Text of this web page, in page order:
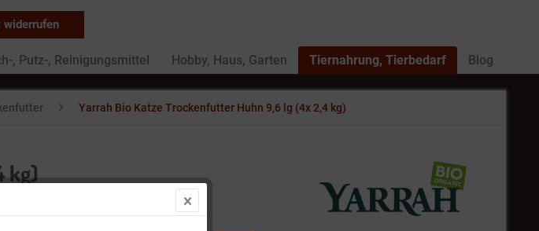
widerrufen
, Putz-, Reinigungsmittel Hobby, Haus, Garten Tiernahrung, Tierbedarf Blog
Yarrah Bio Katze Trockenfutter Huhn 9,6 lg (4x 2,4 kg)
kg)